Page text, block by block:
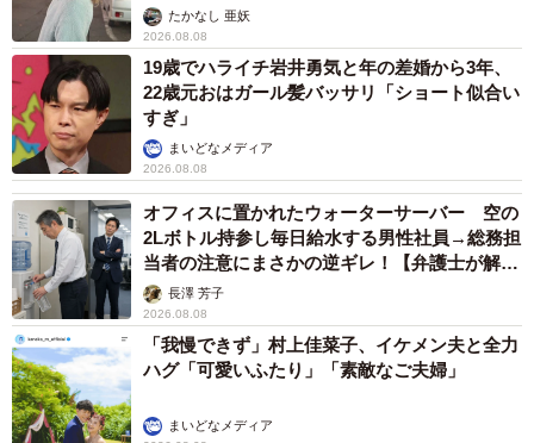
2026.08.08
お盆明けは介護相談が3割増加 帰省時に確認したい「離れて暮
らす親の異変」チェックポイントは？
まいどなニュース情報部
2026.08.08